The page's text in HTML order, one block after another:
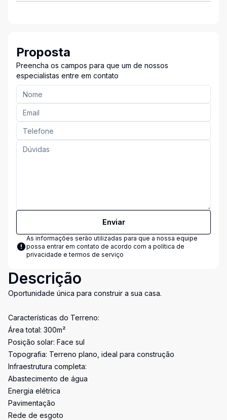
Proposta
Preencha os campos para que um de nossos
especialistas entre em contato
Enviar
As informações serão utilizadas para que a nossa equipe
possa entrar em contato de acordo com a política de
privacidade e termos de serviço
Descrição
Oportunidade única para construir a sua casa.
Características do Terreno:
Área total: 300m²
Posição solar: Face sul
Topografia: Terreno plano, ideal para construção
Infraestrutura completa:
Abastecimento de água
Energia elétrica
Pavimentação
Rede de esgoto